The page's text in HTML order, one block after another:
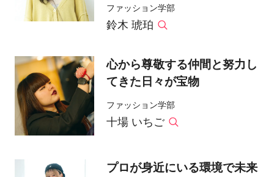
ファッション学部
鈴木 琥珀
心から尊敬する仲間と努力し
てきた日々が宝物
ファッション学部
十場 いちご
プロが身近にいる環境で未来